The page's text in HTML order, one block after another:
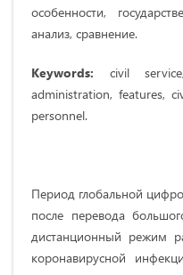
особенности,
анализ, сравнение.
Keywords: civil
administration, features,
personnel.
Период глобальной
после перевода
дистанционный режим
коронавирусной